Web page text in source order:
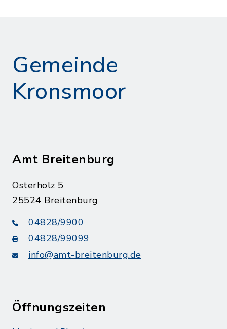
Gemeinde
Kronsmoor
Amt Breitenburg
Osterholz 5
25524 Breitenburg
04828/9900
04828/99099
info@amt-breitenburg.de
Öffnungszeiten